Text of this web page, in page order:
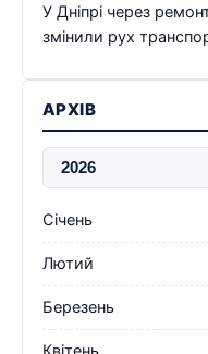
У Дніпрі через
змінили рух
АРХІВ
Січень
Лютий
Березень